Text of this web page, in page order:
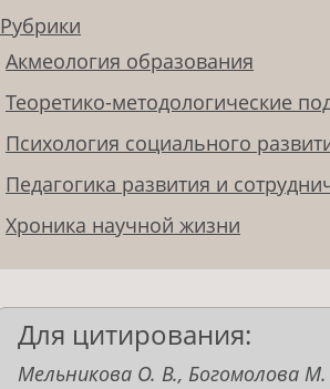
Рубрики
Акмеология образования
Теоретико-методологические
Психология социального
Педагогика развития и
Хроника научной жизни
Для цитирования:
Мельникова О. В., Богомолова